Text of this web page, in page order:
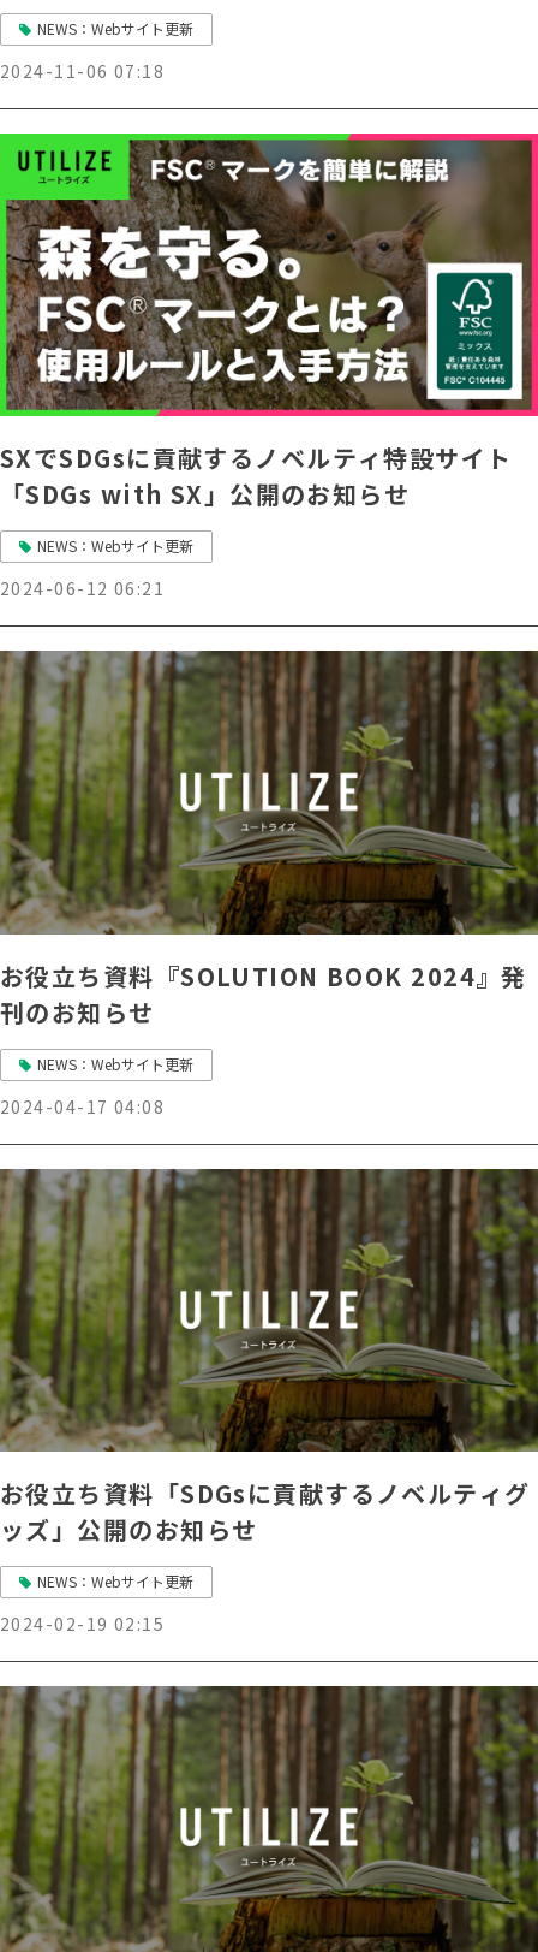
NEWS：Webサイト更新
2024-11-06 07:18
SXでSDGsに貢献するノベルティ特設サイト
「SDGs with SX」公開のお知らせ
NEWS：Webサイト更新
2024-06-12 06:21
お役立ち資料『SOLUTION BOOK 2024』発
刊のお知らせ
NEWS：Webサイト更新
2024-04-17 04:08
お役立ち資料「SDGsに貢献するノベルティグ
ッズ」公開のお知らせ
NEWS：Webサイト更新
2024-02-19 02:15